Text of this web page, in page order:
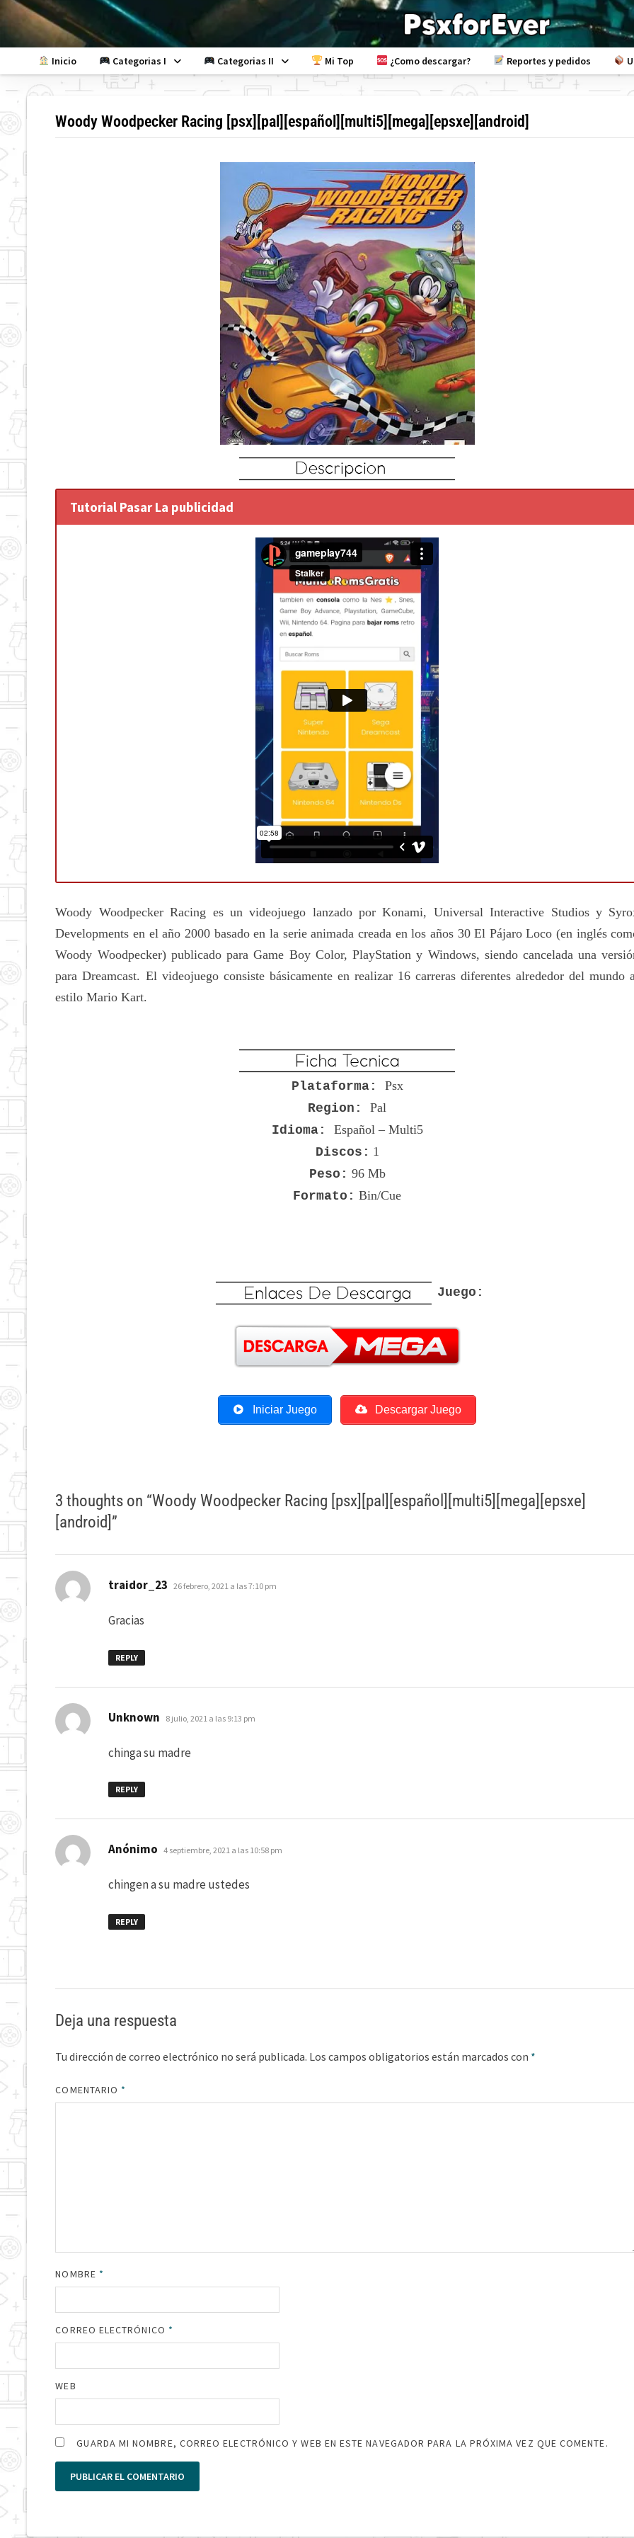
Skip
to
content
Inicio Categorias I Categorias II Mi Top ¿Como descargar? Reportes y pedidos
Woody Woodpecker Racing [psx][pal][español][multi5][mega][epsxe][android]
Tutorial Pasar La publicidad
Woody Woodpecker Racing es un videojuego lanzado por Konami, Universal Interactive Studios y
Developments en el año 2000 basado en la serie animada creada en los años 30 El Pájaro Loco (en inglés
Woody Woodpecker) publicado para Game Boy Color, PlayStation y Windows, siendo cancelada una
para Dreamcast. El videojuego consiste básicamente en realizar 16 carreras diferentes alrededor del mundo
estilo Mario Kart.
Plataforma: Psx
Region:Pal
Idioma: Español – Multi5
Discos: 1
Peso: 96 Mb
Formato: Bin/Cue
Juego:
Iniciar Juego Descargar Juego
3 thoughts on “Woody Woodpecker Racing [psx][pal][español][multi5][mega][epsxe]
[android] ”
traidor_23 dice:
26 febrero, 2021 a las 7:10 pm
Gracias
REPLY
Unknown dice:
8 julio, 2021 a las 9:13 pm
chinga su madre
REPLY
Anónimo dice:
4 septiembre, 2021 a las 10:58 pm
chingen a su madre ustedes
REPLY
Deja una respuesta
Tu dirección de correo electrónico no será publicada. Los campos obligatorios están marcados con *
COMENTARIO *
NOMBRE *
CORREO ELECTRÓNICO *
WEB
GUARDA MI NOMBRE, CORREO ELECTRÓNICO Y WEB EN ESTE NAVEGADOR PARA LA PRÓXIMA VEZ QUE COMENTE.